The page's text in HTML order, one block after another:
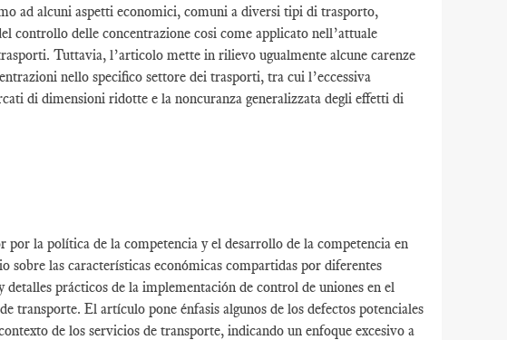
ad alcuni aspetti economici, comuni a diversi tipi di trasporto,
controllo delle concentrazione cosi come applicato nell’attuale
Tuttavia, l’articolo mette in rilievo ugualmente alcune carenze
nello specifico settore dei trasporti, tra cui l’eccessiva
di dimensioni ridotte e la noncuranza generalizzata degli effetti di
la política de la competencia y el desarrollo de la competencia en
sobre las características económicas compartidas por diferentes
prácticos de la implementación de control de uniones en el
transporte. El artículo pone énfasis algunos de los defectos potenciales
de los servicios de transporte, indicando un enfoque excesivo a